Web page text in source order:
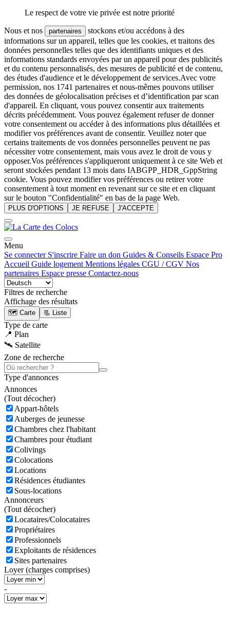
Le respect de votre vie privée est notre priorité
Nous et nos partenaires
stockons et/ou accédons à des
informations sur un appareil, telles que les cookies, et traitons des
données personnelles telles que des identifiants uniques et des
informations standards envoyées par un appareil pour des publicités
et du contenu personnalisés, des mesures de publicité et de contenu,
des études d'audience et le développement de services.Avec votre
permission, nos 1741 partenaires et nous-mêmes pouvons utiliser
des données de géolocalisation précises et d’identification par scan
d'appareil. En cliquant, vous pouvez consentir aux traitements
décrits précédemment. Vous pouvez également refuser de donner
votre consentement ou accéder à des informations plus détaillées et
modifier vos préférences avant de consentir. Veuillez noter que
certains traitements de vos données personnelles peuvent ne pas
nécessiter votre consentement, mais vous avez le droit de vous y
opposer.Vos préférences s'appliqueront uniquement à ce site Web et
seront stockées pendant 13 mois dans IABGPP_HDR_GppString
cookie. Vous pouvez modifier vos préférences ou retirer votre
consentement à tout moment en revenant sur ce site et en cliquant
sur le bouton "Confidentialité" en bas de la page Web.
PLUS D'OPTIONS JE REFUSE J'ACCEPTE
Menu
Se connecter S'inscrire Faire un don Guides & Conseils Espace Pro
Accueil Guide logement Mentions légales CGU / CGV Nos
partenaires Espace presse Contactez-nous
Filtres de recherche
Affichage des résultats
🗺️ Carte 📃 Liste
Type de carte
📍 Plan
🛰️ Satellite
Zone de recherche
Type d'annonces
Annonces
(Tout décocher)
Appart-hôtels
Auberges de jeunesse
Chambres chez l'habitant
Chambres pour étudiant
Colivings
Colocations
Locations
Résidences étudiantes
Sous-locations
Annonceurs
(Tout décocher)
Locataires/Colocataires
Propriétaires
Professionnels
Exploitants de résidences
Sites partenaires
Loyer (charges comprises)
-